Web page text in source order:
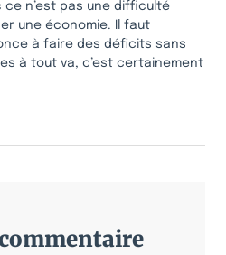
n’est pas une difficulté
une économie. Il faut
à faire des déficits sans
à tout va, c’est certainement